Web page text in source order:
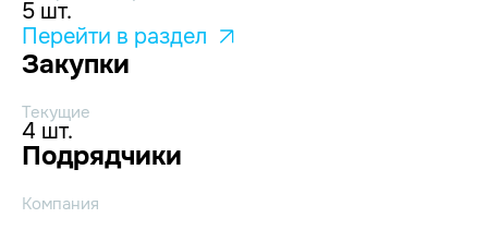
5 шт.
Перейти в раздел
Закупки
Текущие
4 шт.
Подрядчики
Компания